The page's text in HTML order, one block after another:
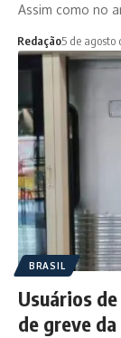
Assim como no
Redação5 de agosto
BRASIL
Usuários
de greve da